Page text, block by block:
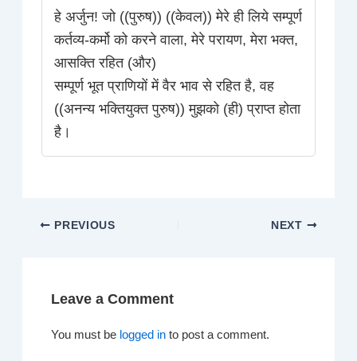
हे अर्जुन! जो ((पुरुष)) ((केवल)) मेरे ही लिये सम्पूर्ण
कर्तव्य-कर्मो को करने वाला, मेरे परायण, मेरा भक्त,
आसक्ति रहित (और)
सम्पूर्ण भूत प्राणियों में वैर भाव से रहित है, वह
((अनन्य भक्तियुक्त पुरुष)) मुझको (ही) प्राप्त होता
है।
PREVIOUS NEXT
Leave a Comment
You must be logged in to post a comment.